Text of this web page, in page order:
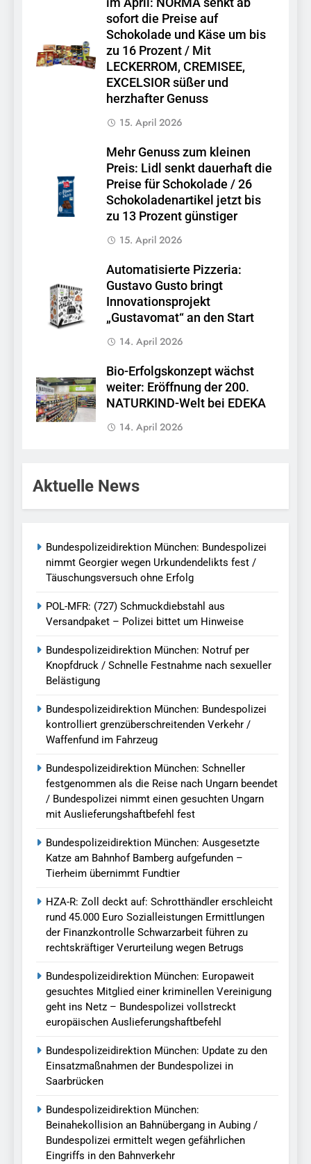
im April: NORMA senkt ab
sofort die Preise auf
Schokolade und Käse um bis
zu 16 Prozent / Mit
LECKERROM, CREMISEE,
EXCELSIOR süßer und
herzhafter Genuss
15. April 2026
Mehr Genuss zum kleinen
Preis: Lidl senkt dauerhaft die
Preise für Schokolade / 26
Schokoladenartikel jetzt bis
zu 13 Prozent günstiger
15. April 2026
Automatisierte Pizzeria:
Gustavo Gusto bringt
Innovationsprojekt
„Gustavomat“ an den Start
14. April 2026
Bio-Erfolgskonzept wächst
weiter: Eröffnung der 200.
NATURKIND-Welt bei EDEKA
14. April 2026
Aktuelle News
Bundespolizeidirektion München: Bundespolizei
nimmt Georgier wegen Urkundendelikts fest /
Täuschungsversuch ohne Erfolg
POL-MFR: (727) Schmuckdiebstahl aus
Versandpaket – Polizei bittet um Hinweise
Bundespolizeidirektion München: Notruf per
Knopfdruck / Schnelle Festnahme nach sexueller
Belästigung
Bundespolizeidirektion München: Bundespolizei
kontrolliert grenzüberschreitenden Verkehr /
Waffenfund im Fahrzeug
Bundespolizeidirektion München: Schneller
festgenommen als die Reise nach Ungarn beendet
/ Bundespolizei nimmt einen gesuchten Ungarn
mit Auslieferungshaftbefehl fest
Bundespolizeidirektion München: Ausgesetzte
Katze am Bahnhof Bamberg aufgefunden –
Tierheim übernimmt Fundtier
HZA-R: Zoll deckt auf: Schrotthändler erschleicht
rund 45.000 Euro Sozialleistungen Ermittlungen
der Finanzkontrolle Schwarzarbeit führen zu
rechtskräftiger Verurteilung wegen Betrugs
Bundespolizeidirektion München: Europaweit
gesuchtes Mitglied einer kriminellen Vereinigung
geht ins Netz – Bundespolizei vollstreckt
europäischen Auslieferungshaftbefehl
Bundespolizeidirektion München: Update zu den
Einsatzmaßnahmen der Bundespolizei in
Saarbrücken
Bundespolizeidirektion München:
Beinahekollision an Bahnübergang in Aubing /
Bundespolizei ermittelt wegen gefährlichen
Eingriffs in den Bahnverkehr